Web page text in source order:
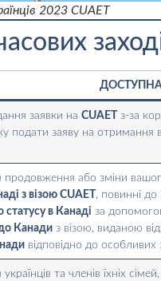
2023 CUAET
заявки наCUAET з-за
подати заяву на отримання
продовження або зміни
з візою CUAET, повинні
статусу в Канаді за
Канади з візою, виданою
відповідно до особливих
та членів їхніх